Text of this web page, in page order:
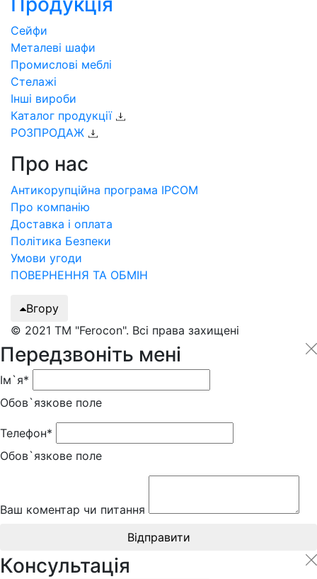
Сейфи
Металеві шафи
Промислові меблі
Стелажі
Інші вироби
Каталог продукції
РОЗПРОДАЖ
Про нас
Антикорупційна програма IPCOM
Про компанію
Доставка і оплата
Політика Безпеки
Умови угоди
ПОВЕРНЕННЯ ТА ОБМІН
Вгору
© 2021 ТМ "Ferocon". Всі права захищені
Передзвоніть мені
Ім`я*
Обов`язкове поле
Телефон*
Обов`язкове поле
Ваш коментар чи питання
Відправити
Консультація